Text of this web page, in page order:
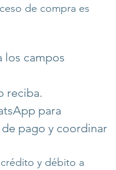
de compra es
los campos
reciba.
para
pago y coordinar
y débito a